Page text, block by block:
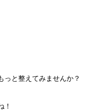
っと整えてみませんか？
！